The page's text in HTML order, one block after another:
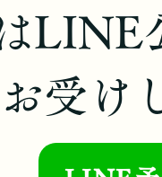
LINE
お受け